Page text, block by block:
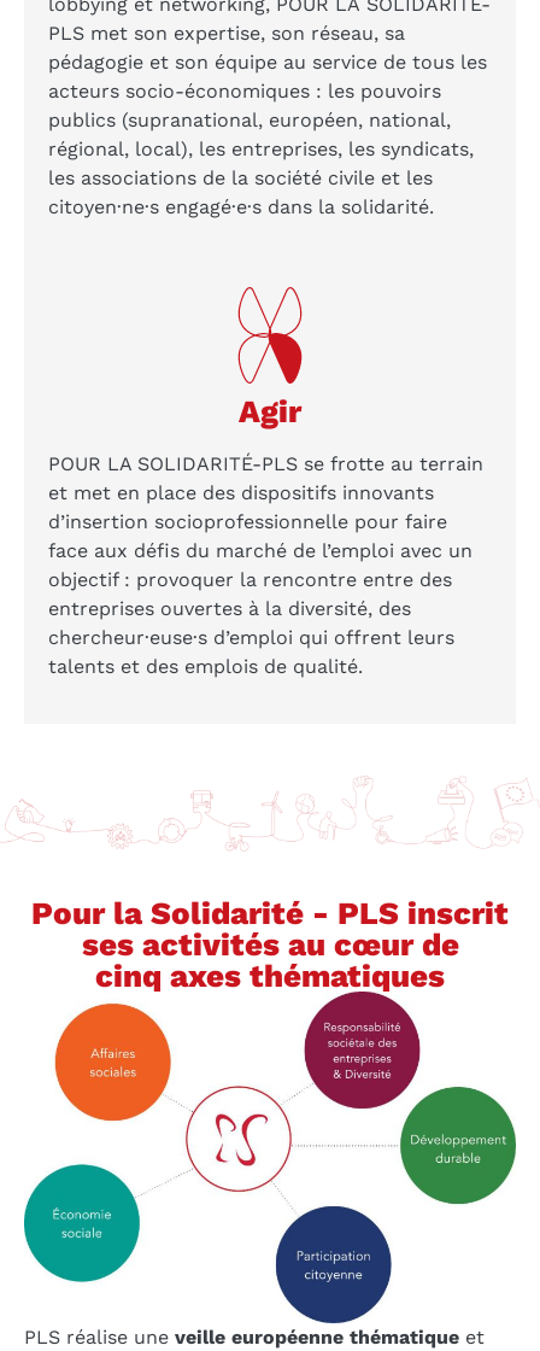
PLS met son expertise, son réseau, sa
pédagogie et son équipe au service de tous les
acteurs socio-économiques : les pouvoirs
publics (supranational, européen, national,
régional, local), les entreprises, les syndicats,
les associations de la société civile et les
citoyen·ne·s engagé·e·s dans la solidarité.
Agir
POUR LA SOLIDARITÉ-PLS se frotte au terrain
et met en place des dispositifs innovants
d’insertion socioprofessionnelle pour faire
face aux défis du marché de l’emploi avec un
objectif : provoquer la rencontre entre des
entreprises ouvertes à la diversité, des
chercheur·euse·s d’emploi qui offrent leurs
talents et des emplois de qualité.
Pour la Solidarité - PLS inscrit
ses activités au cœur de
cinq axes thématiques
PLS réalise une veille européenne thématique et